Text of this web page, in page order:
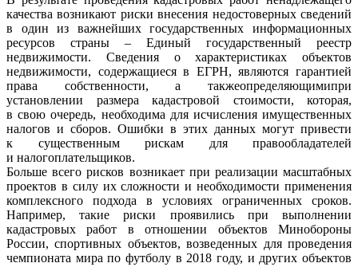
качества возникают риски внесения недостоверных сведений
в один из важнейших государственных информационных
ресурсов страны – Единый государственный реестр
недвижимости. Сведения о характеристиках объектов
недвижимости, содержащиеся в ЕГРН, являются гарантией
права собственности, а такжеопределяющимипри
установлении размера кадастровой стоимости, которая,
в свою очередь, необходима для исчисления имущественных
налогов и сборов. Ошибки в этих данных могут привести
к существенным рискам для правообладателей
и налогоплательщиков.
Больше всего рисков возникает при реализации масштабных
проектов в силу их сложности и необходимости применения
комплексного подхода в условиях ограниченных сроков.
Например, такие риски проявились при выполнении
кадастровых работ в отношении объектов Минобороны
России, спортивных объектов, возведенных для проведения
чемпионата мира по футболу в 2018 году, и других объектов